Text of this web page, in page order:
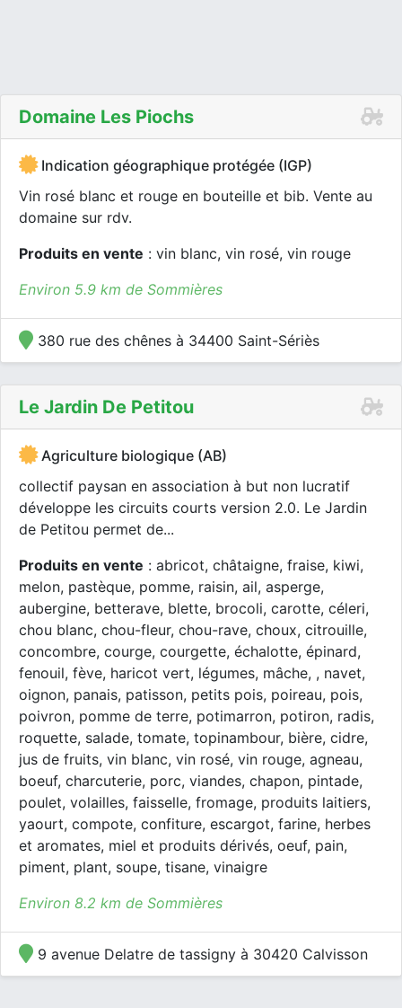
Domaine Les Piochs
Indication géographique protégée (IGP)
Vin rosé blanc et rouge en bouteille et bib. Vente au
domaine sur rdv.
Produits en vente : vin blanc, vin rosé, vin rouge
Environ 5.9 km de Sommières
380 rue des chênes à 34400 Saint-Sériès
Le Jardin De Petitou
Agriculture biologique (AB)
collectif paysan en association à but non lucratif
développe les circuits courts version 2.0. Le Jardin
de Petitou permet de...
Produits en vente : abricot, châtaigne, fraise, kiwi,
melon, pastèque, pomme, raisin, ail, asperge,
aubergine, betterave, blette, brocoli, carotte, céleri,
chou blanc, chou-fleur, chou-rave, choux, citrouille,
concombre, courge, courgette, échalotte, épinard,
fenouil, fève, haricot vert, légumes, mâche, , navet,
oignon, panais, patisson, petits pois, poireau, pois,
poivron, pomme de terre, potimarron, potiron, radis,
roquette, salade, tomate, topinambour, bière, cidre,
jus de fruits, vin blanc, vin rosé, vin rouge, agneau,
boeuf, charcuterie, porc, viandes, chapon, pintade,
poulet, volailles, faisselle, fromage, produits laitiers,
yaourt, compote, confiture, escargot, farine, herbes
et aromates, miel et produits dérivés, oeuf, pain,
piment, plant, soupe, tisane, vinaigre
Environ 8.2 km de Sommières
9 avenue Delatre de tassigny à 30420 Calvisson